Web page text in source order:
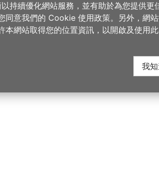
持續優化網站服務，並有助於為您提供更
同意我們的 Cookie 使用政策。另外，網
本網站取得您的位置資訊，以開啟及使用
我